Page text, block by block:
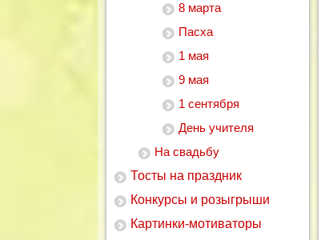
8 марта
Пасха
1 мая
9 мая
1 сентября
День учителя
На свадьбу
Тосты на праздник
Конкурсы и розыгрыши
Картинки-мотиваторы